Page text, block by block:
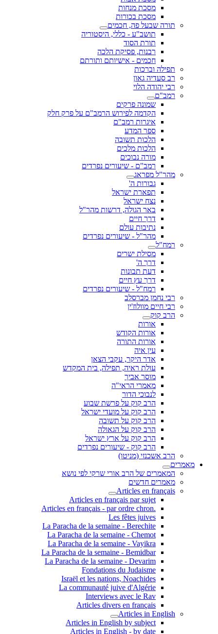
מסכת מנחות
מסכת בכורות
תורה שבעל פה, חכמים
תושב"ע - כללי, היסטוריה
תורת הסוד
רבנות, פסיקת הלכה
חכמים - אישיותם ותורתם
תפילה וברכות
רב סעדיה גאון
רבי יהודה הלוי
רמב"ם
שמונה פרקים
הקדמה לפירוש הרמב"ם על פרק חלק
איגרות רמב"ם
ספר המדע
הלכות תשובה
הלכות מלכים
מורה נבוכים
רמב"ם - שיעורים נפרדים
מהר"ל מפראג
גבורות ה'
תפארת ישראל
נצח ישראל
באר הגולה, דרשות מהר"ל
דרך חיים
נתיבות עולם
מהר"ל - שיעורים נפרדים
רמח"ל
מסילת ישרים
דרך ה'
דעת תבונות
דרך עץ חיים
רמח"ל - שיעורים נפרדים
רבי נחמן מברסלב
רבי חיים מוולוז'ין
הרב קוק
אורות
אורות הקודש
אורות התורה
עין איה
אדר היקר, עקבי הצאן
עולת ראיה, תפילה, בית המקדש
מוסר אביך
מאמרי הראי"ה
לנבוכי הדור
הרב קוק על פרשת שבוע
הרב קוק על מועדי ישראל
הרב קוק על תשובה
הרב קוק על הגאולה
הרב קוק על ארץ ישראל
הרב קוק - שיעורים נפרדים
הרב אשכנזי (מניטו)
מאמרים
המאמרים של הרב אורי שרקי לפי נושא
מאמרים חדשים
Articles en français
Articles en français par sujet
.Articles en français - par ordre chron
Les fêtes juives
La Paracha de la semaine - Berechite
La Paracha de la semaine - Chemot
La Paracha de la semaine - Vayikra
La Paracha de la semaine - Bemidbar
La Paracha de la semaine - Devarim
Fondations du Judaisme
Israël et les nations, Noachides
La communauté juive d'Algérie
Interviews avec le Rav
Articles divers en français
Articles in English
Articles in English by subject
Articles in English - by date